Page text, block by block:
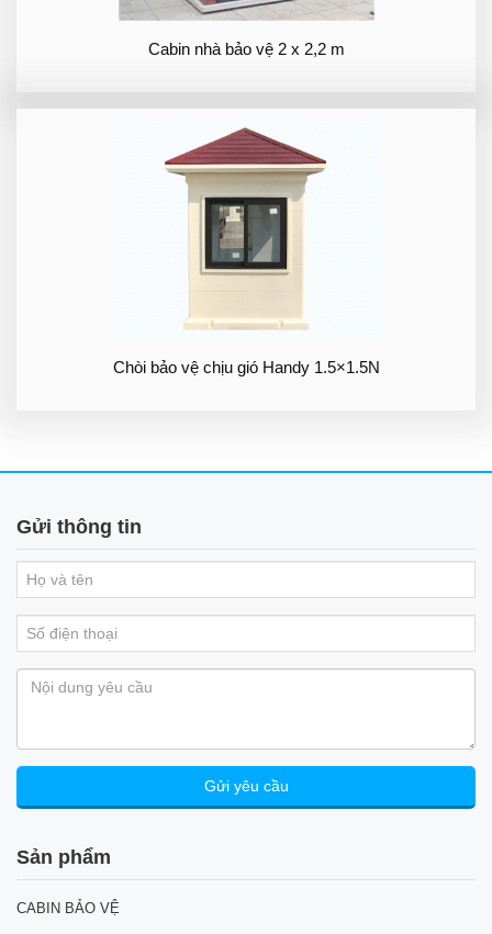
Cabin nhà bảo vệ 2 x 2,2 m
Chòi bảo vệ chịu gió Handy 1.5×1.5N
Gửi thông tin
Sản phẩm
CABIN BẢO VỆ